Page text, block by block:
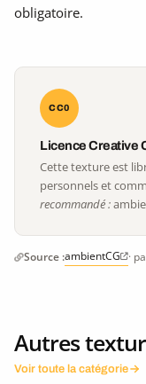
obligatoire.
CC0
Licence Creative
Cette texture est
personnels et
recommandé :
Source :ambientCG ·
Autres
Voir toute la catégorie